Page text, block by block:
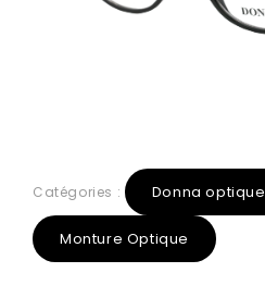
Catégories : Donna optique
Monture Optique